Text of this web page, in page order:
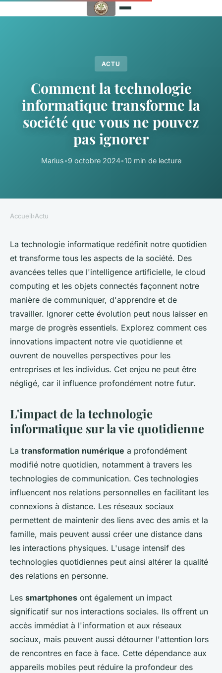
ACTU
Comment la technologie
informatique transforme la
société que vous ne pouvez
pas ignorer
Marius•9 octobre 2024•10 min de lecture
Accueil›Actu
La technologie informatique redéfinit notre quotidien
et transforme tous les aspects de la société. Des
avancées telles que l'intelligence artificielle, le cloud
computing et les objets connectés façonnent notre
manière de communiquer, d'apprendre et de
travailler. Ignorer cette évolution peut nous laisser en
marge de progrès essentiels. Explorez comment ces
innovations impactent notre vie quotidienne et
ouvrent de nouvelles perspectives pour les
entreprises et les individus. Cet enjeu ne peut être
négligé, car il influence profondément notre futur.
L'impact de la technologie
informatique sur la vie quotidienne
La transformation numérique a profondément
modifié notre quotidien, notamment à travers les
technologies de communication. Ces technologies
influencent nos relations personnelles en facilitant les
connexions à distance. Les réseaux sociaux
permettent de maintenir des liens avec des amis et la
famille, mais peuvent aussi créer une distance dans
les interactions physiques. L'usage intensif des
technologies quotidiennes peut ainsi altérer la qualité
des relations en personne.
Les smartphones ont également un impact
significatif sur nos interactions sociales. Ils offrent un
accès immédiat à l'information et aux réseaux
sociaux, mais peuvent aussi détourner l'attention lors
de rencontres en face à face. Cette dépendance aux
appareils mobiles peut réduire la profondeur des